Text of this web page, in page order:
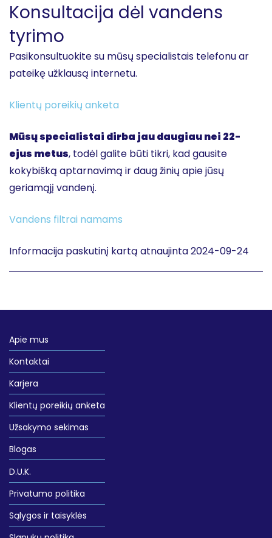
Konsultacija dėl vandens
tyrimo
Pasikonsultuokite su mūsų specialistais telefonu ar
pateikę užklausą internetu.
Klientų poreikių anketa
Mūsų specialistai dirba jau daugiau nei 22-
ejus metus, todėl galite būti tikri, kad gausite
kokybišką aptarnavimą ir daug žinių apie jūsų
geriamąjį vandenį.
Vandens filtrai namams
Informacija paskutinį kartą atnaujinta 2024-09-24
Apie mus
Kontaktai
Karjera
Klientų poreikių anketa
Užsakymo sekimas
Blogas
D.U.K.
Privatumo politika
Sąlygos ir taisyklės